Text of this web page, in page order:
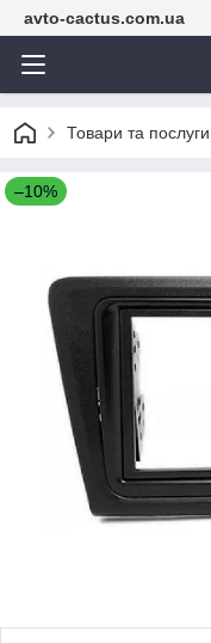
avto-cactus.com.ua
Товари та послуги
–10%